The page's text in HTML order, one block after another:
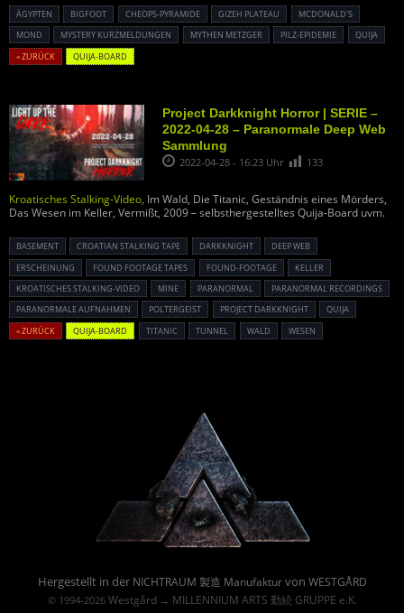
ÄGYPTEN BIGFOOT CHEOPS-PYRAMIDE GIZEH PLATEAU
MCDONALD'S
MOND
MYSTERY KURZMELDUNGEN MYTHEN METZGER PILZ-EPIDEMIE
QUIJA
« ZURÜCK
QUIJA-BOARD
Project Darkknight Horror | SERIE –
2022-04-28 – Paranormale Deep Web
Sammlung
2022-04-28 - 16:23 Uhr 133
Kroatisches Stalking-Video, Im Wald, Die Titanic, Geständnis eines Mörders,
Das Wesen im Keller, Vermißt, 2009 – selbsthergestelltes Quija-Board uvm.
BASEMENT CROATIAN STALKING TAPE DARKKNIGHT
DEEP WEB
ERSCHEINUNG
FOUND FOOTAGE TAPES FOUND-FOOTAGE
KELLER
KROATISCHES STALKING-VIDEO
MINE PARANORMAL
PARANORMAL RECORDINGS
PARANORMALE AUFNAHMEN
POLTERGEIST PROJECT DARKKNIGHT
QUIJA
« ZURÜCK
QUIJA-BOARD TITANIC TUNNEL WALD WESEN
Hergestellt in der NICHTRAUM 製造 Manufakturvon WESTGÅRD
© 1994-2026 Westgård→ MILLENNIUM ARTS 勤続 GRUPPE e.K.
Powered By :